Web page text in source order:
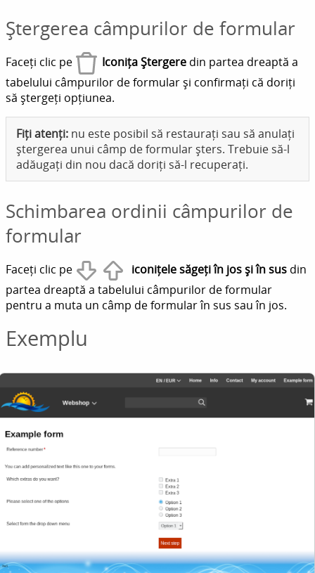
Ștergerea câmpurilor de formular
Faceți clic pe Iconița Ștergere din partea dreaptă a
tabelului câmpurilor de formular și confirmați că doriți
să ștergeți opțiunea.
Fiți atenți: nu este posibil să restaurați sau să anulați
ștergerea unui câmp de formular șters. Trebuie să-l
adăugați din nou dacă doriți să-l recuperați.
Schimbarea ordinii câmpurilor de
formular
Faceți clic pe iconițele săgeți în jos și în sus din
partea dreaptă a tabelului câmpurilor de formular
pentru a muta un câmp de formular în sus sau în jos.
Exemplu